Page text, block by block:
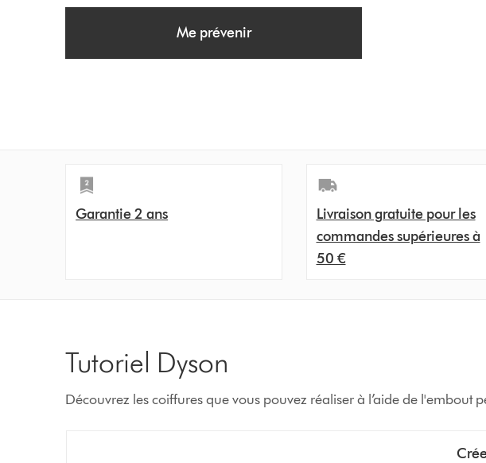
t
Me prévenir
Garantie 2 ans
Livraison gratuite pour les
commandes supérieures à
50 €
Tutoriel Dyson
Découvrez les coiffures que vous pouvez réaliser à l’aide de l'embout